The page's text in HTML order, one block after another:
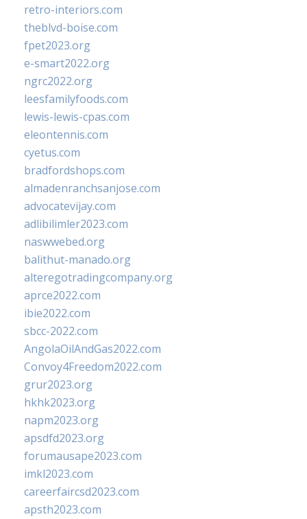
retro-interiors.com
theblvd-boise.com
fpet2023.org
e-smart2022.org
ngrc2022.org
leesfamilyfoods.com
lewis-lewis-cpas.com
eleontennis.com
cyetus.com
bradfordshops.com
almadenranchsanjose.com
advocatevijay.com
adlibilimler2023.com
naswwebed.org
balithut-manado.org
alteregotradingcompany.org
aprce2022.com
ibie2022.com
sbcc-2022.com
AngolaOilAndGas2022.com
Convoy4Freedom2022.com
grur2023.org
hkhk2023.org
napm2023.org
apsdfd2023.org
forumausape2023.com
imkl2023.com
careerfaircsd2023.com
apsth2023.com